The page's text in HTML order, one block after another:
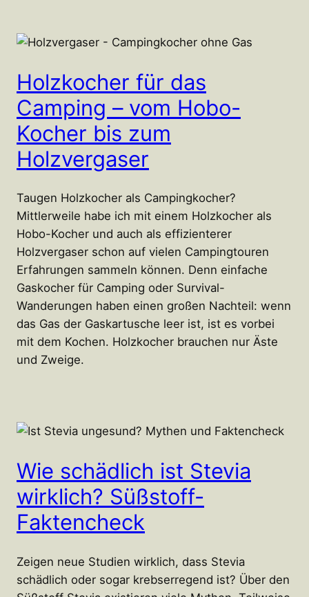
Holzkocher für das
Camping – vom Hobo-
Kocher bis zum
Holzvergaser
Taugen Holzkocher als Campingkocher?
Mittlerweile habe ich mit einem Holzkocher als
Hobo-Kocher und auch als effizienterer
Holzvergaser schon auf vielen Campingtouren
Erfahrungen sammeln können. Denn einfache
Gaskocher für Camping oder Survival-
Wanderungen haben einen großen Nachteil: wenn
das Gas der Gaskartusche leer ist, ist es vorbei
mit dem Kochen. Holzkocher brauchen nur Äste
und Zweige.
Wie schädlich ist Stevia
wirklich? Süßstoff-
Faktencheck
Zeigen neue Studien wirklich, dass Stevia
schädlich oder sogar krebserregend ist? Über den